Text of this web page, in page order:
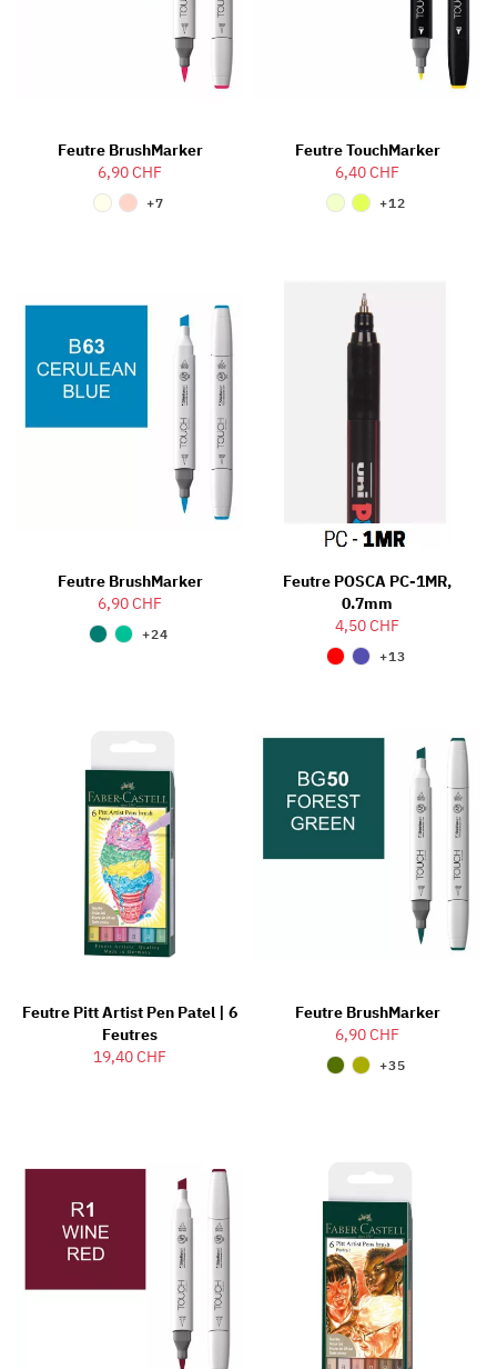
Feutre BrushMarker
6,90 CHF
+7
Feutre TouchMarker
6,40 CHF
+12
Feutre BrushMarker
6,90 CHF
+24
Feutre POSCA PC-1MR,
0.7mm
4,50 CHF
+13
Feutre Pitt Artist Pen Patel | 6
Feutres
19,40 CHF
Feutre BrushMarker
6,90 CHF
+35